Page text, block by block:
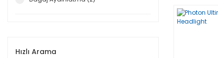
Hızlı Arama